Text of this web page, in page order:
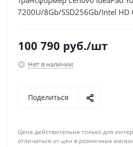
7200U/8Gb/SSD256Gb/Intel HD
100 790 руб./шт
Нет в наличии
Поделиться
Цена действительна только для
отличаться от цен в розничных